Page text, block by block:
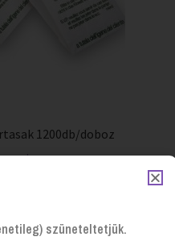
1200db/doboz
prices
szüneteltetjük.